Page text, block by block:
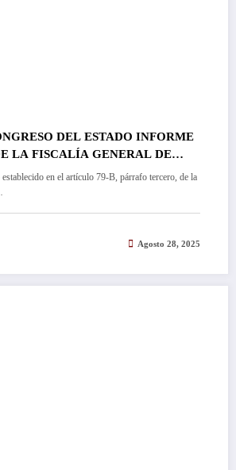
DEL ESTADO INFORME
LA FISCALÍA GENERAL DE
en el artículo 79-B, párrafo tercero, de la
Agosto 28, 2025